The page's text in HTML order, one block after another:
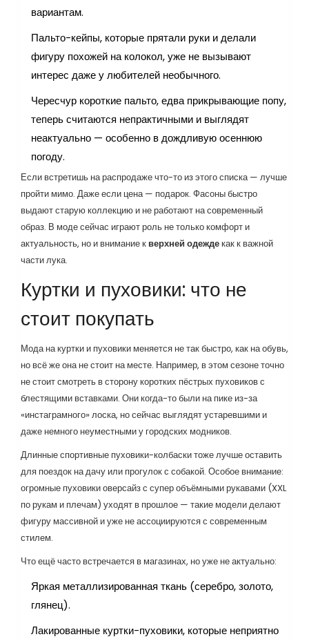
вариантам.
Пальто-кейпы, которые прятали руки и делали
фигуру похожей на колокол, уже не вызывают
интерес даже у любителей необычного.
Чересчур короткие пальто, едва прикрывающие попу,
теперь считаются непрактичными и выглядят
неактуально — особенно в дождливую осеннюю
погоду.
Если встретишь на распродаже что-то из этого списка — лучше
пройти мимо. Даже если цена — подарок. Фасоны быстро
выдают старую коллекцию и не работают на современный
образ. В моде сейчас играют роль не только комфорт и
актуальность, но и внимание к верхней одеждекак к важной
части лука.
Куртки и пуховики: что не
стоит покупать
Мода на куртки и пуховики меняется не так быстро, как на обувь,
но всё же она не стоит на месте. Например, в этом сезоне точно
не стоит смотреть в сторону коротких пёстрых пуховиков с
блестящими вставками. Они когда-то были на пике из-за
«инстаграмного» лоска, но сейчас выглядят устаревшими и
даже немного неуместными у городских модников.
Длинные спортивные пуховики-колбаски тоже лучше оставить
для поездок на дачу или прогулок с собакой. Особое внимание:
огромные пуховики оверсайз с супер объёмными рукавами (XXL
по рукам и плечам) уходят в прошлое — такие модели делают
фигуру массивной и уже не ассоциируются с современным
стилем.
Что ещё часто встречается в магазинах, но уже не актуально:
Яркая металлизированная ткань (серебро, золото,
глянец).
Лакированные куртки-пуховики, которые неприятно